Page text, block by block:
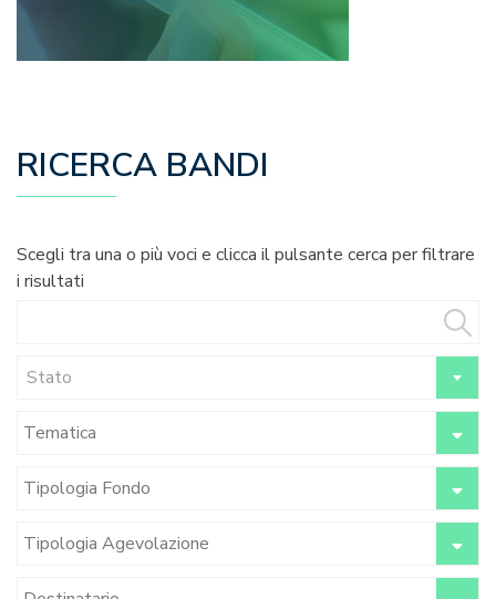
RICERCA BANDI
Scegli tra una o più voci e clicca il pulsante cerca per filtrare
i risultati
Stato